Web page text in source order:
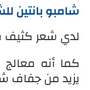
شامبو بانتين
لدي شعر كثيف
كما أنه
يزيد من جفاف